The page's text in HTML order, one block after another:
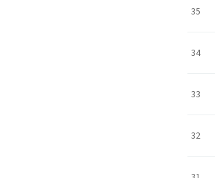
35
34
33
32